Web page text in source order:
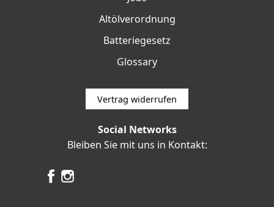
Altölverordnung
Batteriegesetz
Glossary
Vertrag widerrufen
Social Networks
Bleiben Sie mit uns in Kontakt: